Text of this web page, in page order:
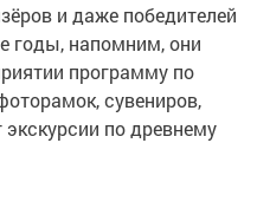
и даже победителей
годы, напомним, они
программу по
сувениров,
по древнему